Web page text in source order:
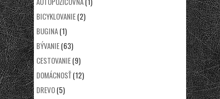
BICYKLOVANIE(2)
BUGINA(1)
BÝVANIE(63)
CESTOVANIE(9)
DOMÁCNOSŤ(12)
DREVO(5)